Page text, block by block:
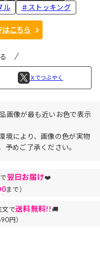
ル ＃ストッキング
はこちら
Ｘでつぶやく
画像が最も近いお色で表示
境により、画像の色が実物
予めご了承ください。
翌日お届け❤️
まで）
文で送料無料!!🚚
円）